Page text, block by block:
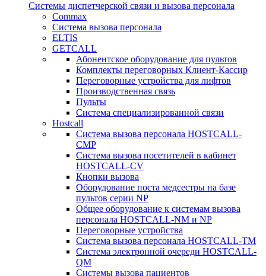
Системы диспетчерской связи и вызова персонала
Commax
Cистема вызова персонала
ELTIS
GETCALL
Абонентское оборудование для пультов
Комплекты переговорных Клиент-Кассир
Переговорные устройства для лифтов
Производственная связь
Пульты
Система специализированной связи
Hostcall
Cистема вызова персонала HOSTCALL-
CMP
Cистема вызова посетителей в кабинет
HOSTCALL-CV
Кнопки вызова
Оборудование поста медсестры на базе
пультов серии NP
Общее оборудование к системам вызова
персонала HOSTCALL-NM и NP
Переговорные устройства
Система вызова персонала HOSTCALL-TM
Система электронной очереди HOSTCALL-
QM
Системы вызова пациентов